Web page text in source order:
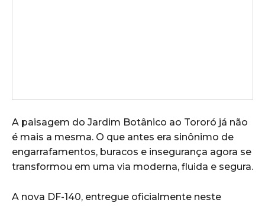
A paisagem do Jardim Botânico ao Tororó já não
é mais a mesma. O que antes era sinônimo de
engarrafamentos, buracos e insegurança agora se
transformou em uma via moderna, fluida e segura.
A nova DF-140, entregue oficialmente neste